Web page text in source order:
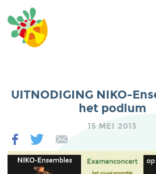
UITNODIGING NIKO-
het podium
15 MEI 2013